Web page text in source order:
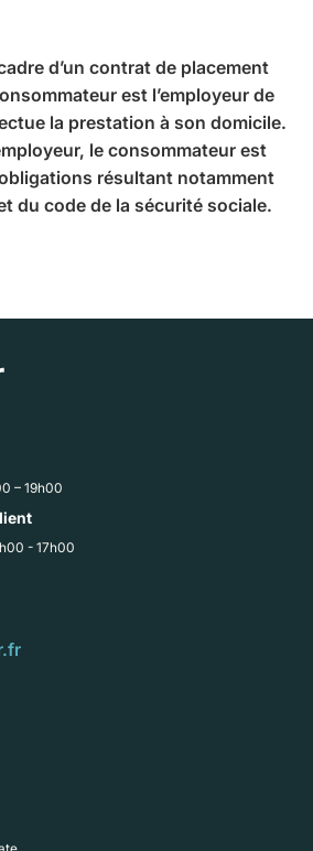
d’un contrat de placement
est l’employeur de
la prestation à son domicile.
le consommateur est
résultant notamment
du code de la sécurité sociale.
– 19h00
- 17h00